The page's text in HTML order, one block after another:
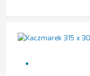
425